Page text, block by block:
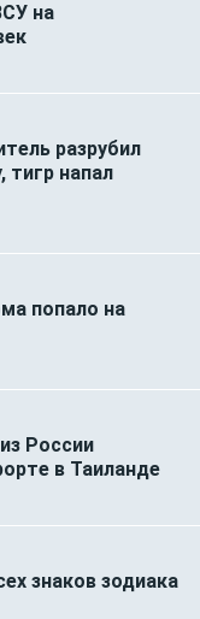
на
разрубил
тигр напал
попало на
России
в Таиланде
знаков зодиака